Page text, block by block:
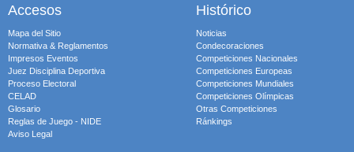
Accesos
Mapa del Sitio
Normativa & Reglamentos
Impresos Eventos
Juez Disciplina Deportiva
Proceso Electoral
CELAD
Glosario
Reglas de Juego - NIDE
Aviso Legal
Histórico
Noticias
Condecoraciones
Competiciones Nacionales
Competiciones Europeas
Competiciones Mundiales
Competiciones Olímpicas
Otras Competiciones
Ránkings